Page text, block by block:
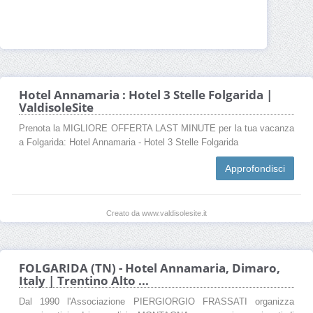
Hotel Annamaria : Hotel 3 Stelle Folgarida |
ValdisoleSite
Prenota la MIGLIORE OFFERTA LAST MINUTE per la tua vacanza
a Folgarida: Hotel Annamaria - Hotel 3 Stelle Folgarida
Approfondisci
Creato da www.valdisolesite.it
FOLGARIDA (TN) - Hotel Annamaria, Dimaro,
Italy | Trentino Alto ...
Dal 1990 l'Associazione PIERGIORGIO FRASSATI organizza